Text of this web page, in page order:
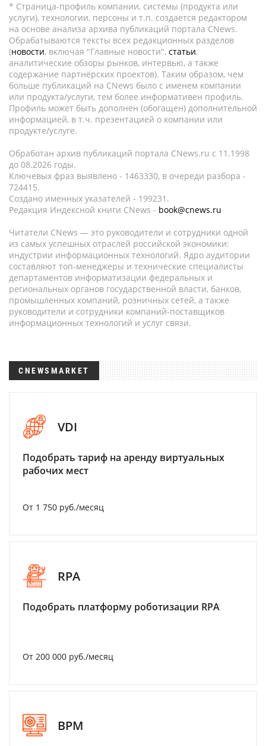
* Страница-профиль компании, системы (продукта или
услуги), технологии, персоны и т.п. создается редактором
на основе анализа архива публикаций портала CNews.
Обрабатываются тексты всех редакционных разделов
(новости, включая "Главные новости", статьи,
аналитические обзоры рынков, интервью, а также
содержание партнёрских проектов). Таким образом, чем
больше публикаций на CNews было с именем компании
или продукта/услуги, тем более информативен профиль.
Профиль может быть дополнен (обогащен) дополнительной
информацией, в т.ч. презентацией о компании или
продукте/услуге.
Обработан архив публикаций портала CNews.ru c 11.1998
до 08.2026 годы.
Ключевых фраз выявлено - 1463330, в очереди разбора -
724415.
Создано именных указателей - 199231.
Редакция Индексной книги CNews - book@cnews.ru
Читатели CNews — это руководители и сотрудники одной
из самых успешных отраслей российской экономики:
индустрии информационных технологий. Ядро аудитории
составляют топ-менеджеры и технические специалисты
департаментов информатизации федеральных и
региональных органов государственной власти, банков,
промышленных компаний, розничных сетей, а также
руководители и сотрудники компаний-поставщиков
информационных технологий и услуг связи.
CNEWSMARKET
VDI
Подобрать тариф на аренду виртуальных
рабочих мест
От 1 750 руб./месяц
RPA
Подобрать платформу роботизации RPA
От 200 000 руб./месяц
BPM